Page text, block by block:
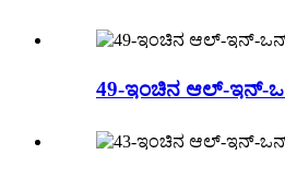
49-ಇಂಚಿನ ಆಲ್-ಇನ್-